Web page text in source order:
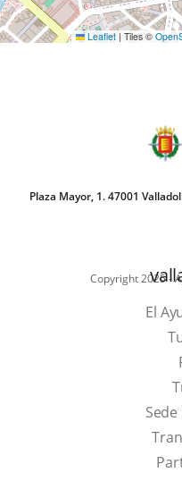
Leaflet | Tiles ©
Plaza Mayor, 1. 47001
Copyright 2025 -
El